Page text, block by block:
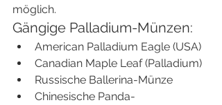
möglich.
Gängige Palladium-Münzen:
American Palladium Eagle (USA)
Canadian Maple Leaf (Palladium)
Russische Ballerina-Münze
Chinesische Panda-